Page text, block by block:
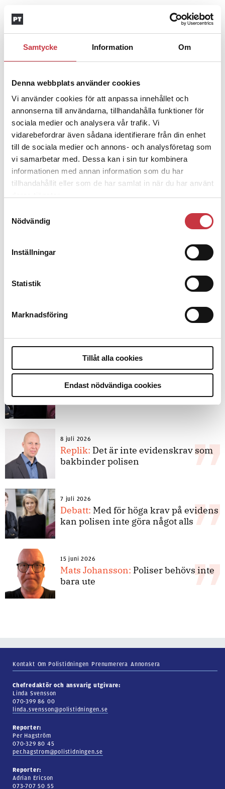
Samtycke Information Om
Denna webbplats använder cookies
Vi använder cookies för att anpassa innehållet och
annonserna till användarna, tillhandahålla funktioner för
sociala medier och analysera vår trafik. Vi
vidarebefordrar även sådana identifierare från din enhet
till de sociala medier och annons- och analysföretag som
vi samarbetar med. Dessa kan i sin tur kombinera
informationen med annan information som du har
tillhandahållit eller som de har samlat in när du har använt
Nödvändig
Inställningar
Statistik
Marknadsföring
Tillåt alla cookies
Endast nödvändiga cookies
Klart: Ingångslönen höjs med 2 300
4 juni 2026
Insändare:Miljoner i sjön –
polisaspiranter underkänns på
godtyckliga grunder
– nu ska han lära sig grunderna
Debatt
9 juli 2026
kunskapsstyrning – inte om
8 juli 2026
Replik: Det är inte evidenskrav som
bakbinder polisen
7 juli 2026
Debatt: Med för höga krav på evidens
kan polisen inte göra något alls
15 juni 2026
Mats Johansson: Poliser behövs inte
bara ute
Kontakt Om Polistidningen Prenumerera Annonsera
Chefredaktör och ansvarig utgivare:
Linda Svensson
070-399 86 00
linda.svensson@polistidningen.se
Reporter:
Per Hagström
070-329 80 45
per.hagstrom@polistidningen.se
Reporter:
Adrian Ericson
073-707 50 55